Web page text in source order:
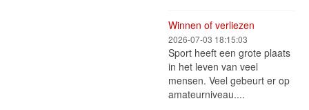
Winnen of verliezen
2026-07-03 18:15:03
Sport heeft een grote plaats
in het leven van veel
mensen. Veel gebeurt er op
amateurniveau....